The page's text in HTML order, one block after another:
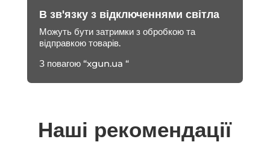
В зв'язку з відключеннями світла
Можуть бути затримки з обробкою та
відправкою товарів.
З повагою “xgun.ua “
Наші рекомендації